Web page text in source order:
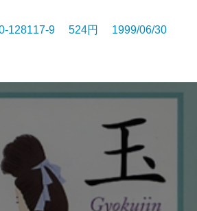
128117-9 524円 1999/06/30